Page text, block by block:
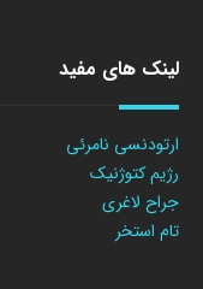
لینک های مفید
ارتودنسی نامرئی
رژیم کتوژنیک
جراح لاغری
تام استخر